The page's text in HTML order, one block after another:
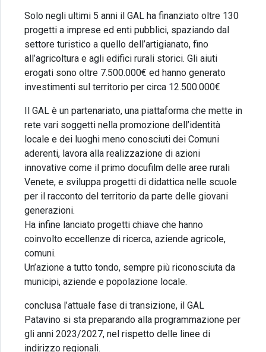
Solo negli ultimi 5 anni il GAL ha finanziato oltre 130
progetti a imprese ed enti pubblici, spaziando dal
settore turistico a quello dell’artigianato, fino
all’agricoltura e agli edifici rurali storici. Gli aiuti
erogati sono oltre 7.500.000€ ed hanno generato
investimenti sul territorio per circa 12.500.000€
Il GAL è un partenariato, una piattaforma che mette in
rete vari soggetti nella promozione dell’identità
locale e dei luoghi meno conosciuti dei Comuni
aderenti, lavora alla realizzazione di azioni
innovative come il primo docufilm delle aree rurali
Venete, e sviluppa progetti di didattica nelle scuole
per il racconto del territorio da parte delle giovani
generazioni.
Ha infine lanciato progetti chiave che hanno
coinvolto eccellenze di ricerca, aziende agricole,
comuni.
Un’azione a tutto tondo, sempre più riconosciuta da
municipi, aziende e popolazione locale.
conclusa l’attuale fase di transizione, il GAL
Patavino si sta preparando alla programmazione per
gli anni 2023/2027, nel rispetto delle linee di
indirizzo regionali.